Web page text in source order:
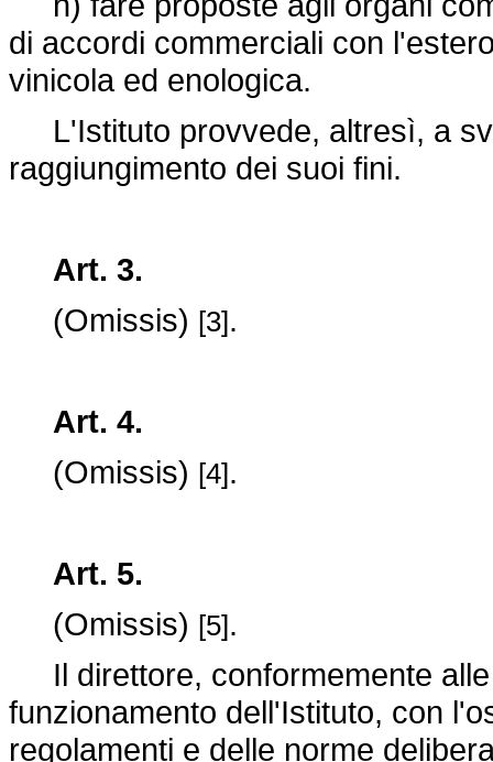
di accordi commerciali con
vinicola ed enologica.
L'Istituto provvede, altresì, a
raggiungimento dei suoi fini.
Art. 3.
(Omissis) [3].
Art. 4.
(Omissis) [4].
Art. 5.
(Omissis) [5].
Il direttore, conformemente alle
funzionamento dell'Istituto, con
regolamenti e delle norme